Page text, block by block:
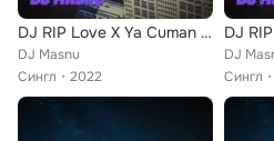
DJ RIP Love X Ya Cuman Kamu
DJ Masnu
Сингл
2022
DJ
Сингл